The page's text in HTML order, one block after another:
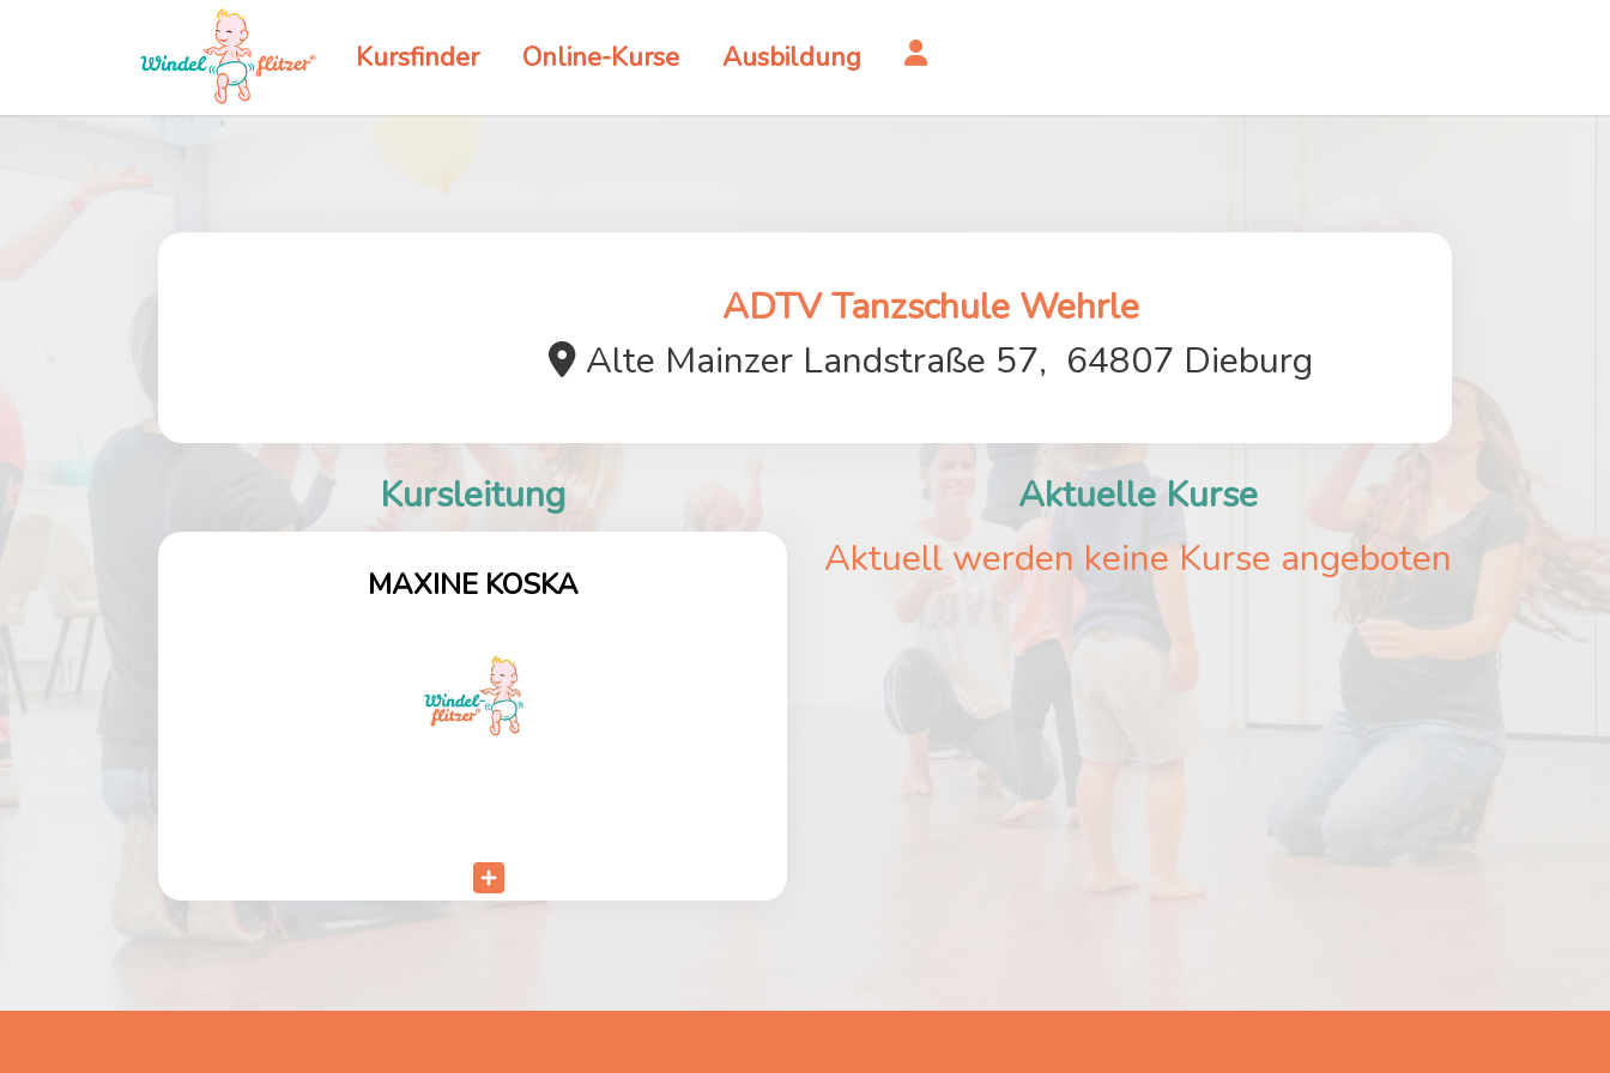
Kursfinder Online-Kurse Ausbildung
ADTV Tanzschule Wehrle
Alte Mainzer Landstraße 57, 64807 Dieburg
Kursleitung
MAXINE KOSKA
Aktuelle Kurse
Aktuell werden keine Kurse angeboten